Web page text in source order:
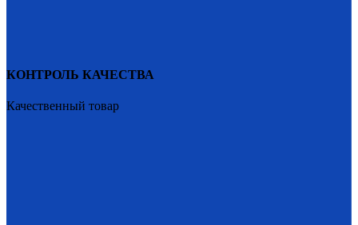
КОНТРОЛЬ КАЧЕСТВА
Качественный товар